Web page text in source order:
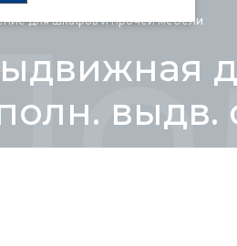
для шкафов и прочеймебели
выдв.